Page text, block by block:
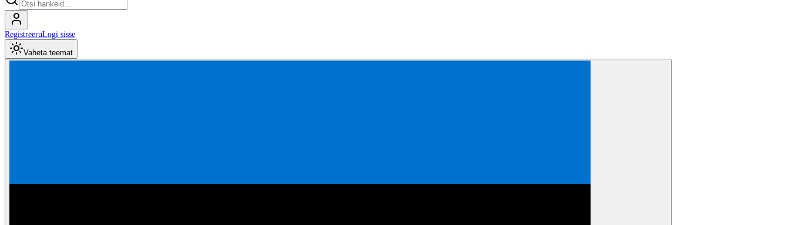
RegistreeruLogi sisse
Vaheta teemat